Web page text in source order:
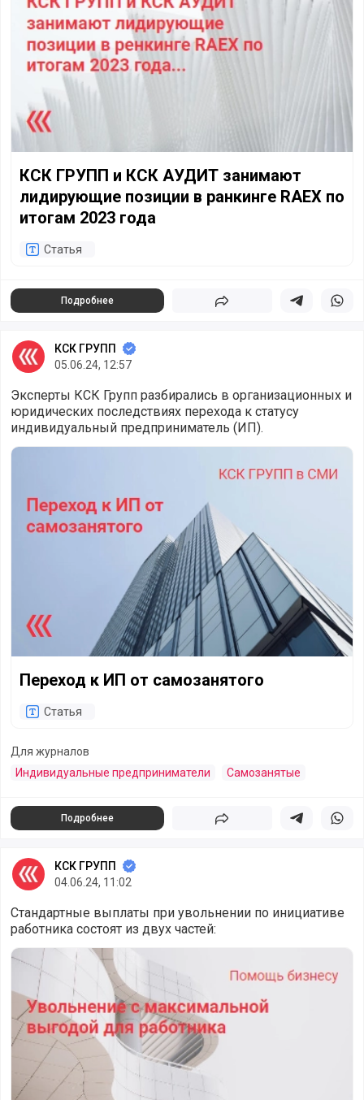
КСК ГРУПП и КСК АУДИТ занимают
лидирующие позиции в ранкинге RAEX по
итогам 2023 года
Статья
Подробнее Поделиться Поделиться в
КСК ГРУПП
05.06.24, 12:57
Эксперты КСК Групп разбирались в организационных и
юридических последствиях перехода к статусу
индивидуальный предприниматель (ИП).
Переход к ИП от самозанятого
Переход к ИП от самозанятого
Статья
Для журналов
Индивидуальные предприниматели
Самозанятые
Подробнее Поделиться Поделиться в
КСК ГРУПП
04.06.24, 11:02
Стандартные выплаты при увольнении по инициативе
работника состоят из двух частей:
Увольнение с максимальной выгодой для работника